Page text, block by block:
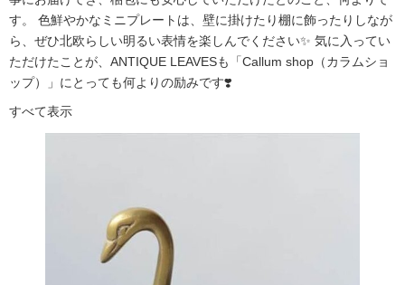
す。 色鮮やかなミニプレートは、壁に掛けたり棚に飾ったりしなが
ら、ぜひ北欧らしい明るい表情を楽しんでください✨ 気に入ってい
ただけたことが、ANTIQUE LEAVESも「Callum shop（カラムショ
ップ）」にとっても何よりの励みです❣️
すべて表示